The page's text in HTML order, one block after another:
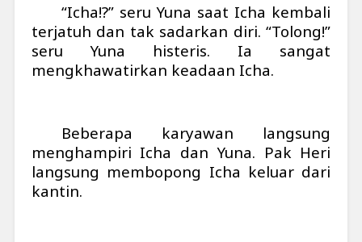
“Icha!?” seru Yuna saat Icha kembali
terjatuh dan tak sadarkan diri. “Tolong!”
seru Yuna histeris. Ia sangat
mengkhawatirkan keadaan Icha.
Beberapa karyawan langsung
menghampiri Icha dan Yuna. Pak Heri
langsung membopong Icha keluar dari
kantin.